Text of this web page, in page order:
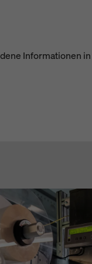
Informationen